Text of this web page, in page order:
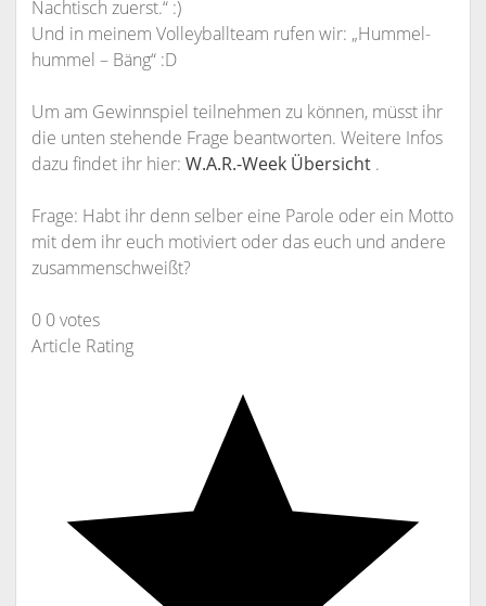
Nachtisch zuerst.“ :)
Und in meinem Volleyballteam rufen wir: „Hummel-
hummel – Bäng“ :D
Um am Gewinnspiel teilnehmen zu können, müsst ihr
die unten stehende Frage beantworten. Weitere Infos
dazu findet ihr hier: W.A.R.-Week Übersicht.
Frage: Habt ihr denn selber eine Parole oder ein Motto
mit dem ihr euch motiviert oder das euch und andere
zusammenschweißt?
0 0votes
Article Rating